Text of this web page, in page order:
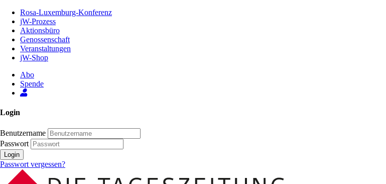
Inhalt
Seite
Rosa-Luxemburg-Konferenz
jW-Prozess
Aktionsbüro
Genossenschaft
Veranstaltungen
jW-Shop
Abo
Spende
Login
Benutzername
Passwort
Login
Passwort vergessen?